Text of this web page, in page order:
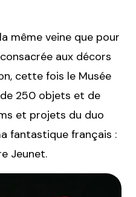
même veine que pour
aux décors
cette fois le Musée
250 objets et de
et projets du duo
fantastique français :
Jeunet.